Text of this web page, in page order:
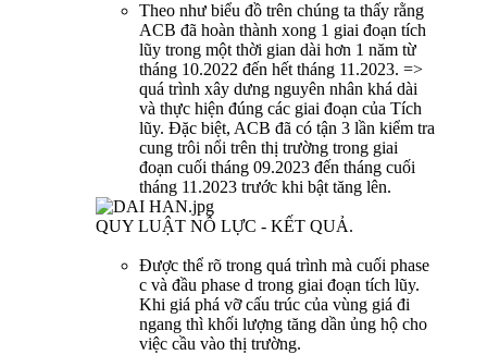
Theo như biểu đồ trên chúng ta thấy rằng
ACB đã hoàn thành xong 1 giai đoạn tích
lũy trong một thời gian dài hơn 1 năm từ
tháng 10.2022 đến hết tháng 11.2023. =>
quá trình xây dưng nguyên nhân khá dài
và thực hiện đúng các giai đoạn của Tích
lũy. Đặc biệt, ACB đã có tận 3 lần kiểm tra
cung trôi nổi trên thị trường trong giai
đoạn cuối tháng 09.2023 đến tháng cuối
tháng 11.2023 trước khi bật tăng lên.
QUY LUẬT NỖ LỰC - KẾT QUẢ.
Được thể rõ trong quá trình mà cuối phase
c và đầu phase d trong giai đoạn tích lũy.
Khi giá phá vỡ cấu trúc của vùng giá đi
ngang thì khối lượng tăng dần ủng hộ cho
việc cầu vào thị trường.